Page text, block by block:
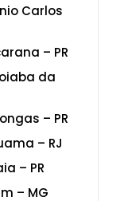
Carlos
– PR
da
– PR
– RJ
– PR
– MG